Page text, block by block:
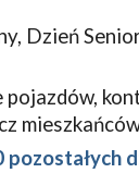
Dzień